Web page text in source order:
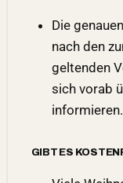
Die
nach den
geltenden
sich vorab
informieren.
GIBT ES